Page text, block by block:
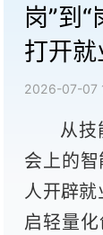
岗”到
打开就
2026-07-07
从技
会上的
人开辟就
启轻量